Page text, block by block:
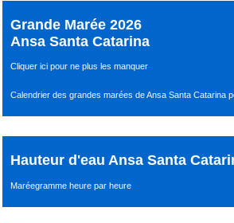
Grande Marée 2026
Ansa Santa Catarina
Cliquer ici pour ne plus les manquer
Calendrier des grandes marées de Ansa Santa Catarina
Hauteur d'eau Ansa Santa
Maréegramme heure par heure